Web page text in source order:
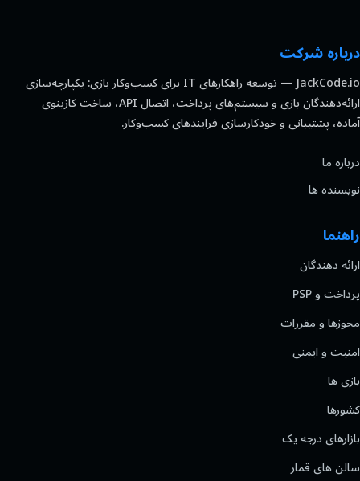
درباره شرکت
JackCode.io — توسعه راهکارهای IT برای کسب‌وکار بازی: یکپارچه‌سازی
ارائه‌دهندگان بازی و سیستم‌های پرداخت، اتصال API، ساخت کازینوی
آماده، پشتیبانی و خودکارسازی فرایندهای کسب‌وکار.
درباره ما
نویسنده ها
راهنما
ارائه دهندگان
پرداخت و PSP
مجوزها و مقررات
امنیت و ایمنی
بازی ها
کشورها
بازارهای درجه یک
سالن های قمار